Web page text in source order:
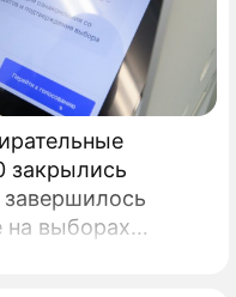
закрылись
завершилось
на выборах